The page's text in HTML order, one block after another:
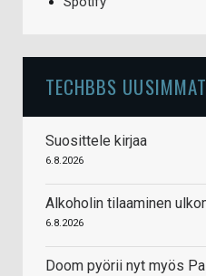
TECHBBS
Suosittele kirjaa
6.8.2026
Alkoholin tilaaminen
6.8.2026
Doom pyörii nyt myös